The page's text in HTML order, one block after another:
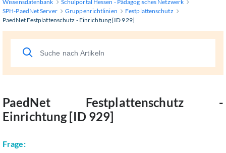
Wissensdatenbank
Schulportal Hessen - Pädagogisches Netzwerk
SPH-PaedNet Server
Gruppenrichtlinien
Festplattenschutz
PaedNet Festplattenschutz - Einrichtung [ID 929]
PaedNet Festplattenschutz -
Einrichtung [ID 929]
Frage: